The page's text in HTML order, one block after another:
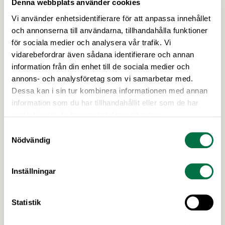
Denna webbplats använder cookies
Vi använder enhetsidentifierare för att anpassa innehållet
och annonserna till användarna, tillhandahålla funktioner
för sociala medier och analysera vår trafik. Vi
vidarebefordrar även sådana identifierare och annan
information från din enhet till de sociala medier och
annons- och analysföretag som vi samarbetar med.
Dessa kan i sin tur kombinera informationen med annan
information som du har tillhandahållit eller som de har
Nödvändig
Inställningar
Statistik
Ny rapport: Kompetensbristen
livsmedelsindustrins största
utmaning – Livsmedelsföretagen
Trots ett antal väldigt utmanande år så vill 9 av 10
svenska livsmedelsproducenter öka produktionen
kompetensbrist – 7 av 10 företag har svårare att
hitta rätt kompetens idag jämfört med för fem år
Livsmedelsföretagen som vill se en nationell